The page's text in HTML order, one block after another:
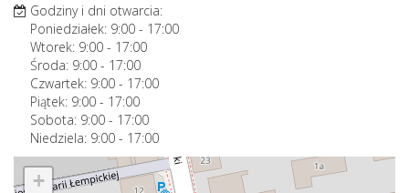
Godziny i dni otwarcia:
Poniedziałek: 9:00 - 17:00
Wtorek: 9:00 - 17:00
Środa: 9:00 - 17:00
Czwartek: 9:00 - 17:00
Piątek: 9:00 - 17:00
Sobota: 9:00 - 17:00
Niedziela: 9:00 - 17:00
+